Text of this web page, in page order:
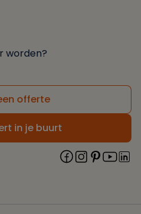
worden?
offerte
in je buurt